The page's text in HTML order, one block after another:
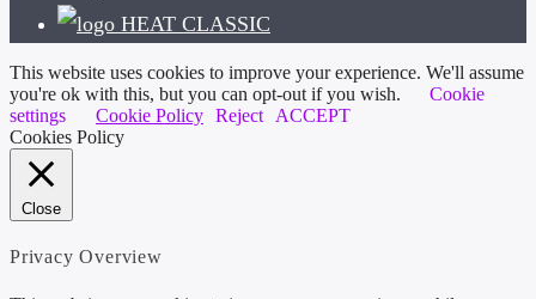
HEAT CLASSIC
This website uses cookies to improve your experience. We'll assume
you're ok with this, but you can opt-out if you wish.
Cookie
settings
Cookie Policy Reject
ACCEPT
Cookies Policy
Close
Privacy Overview